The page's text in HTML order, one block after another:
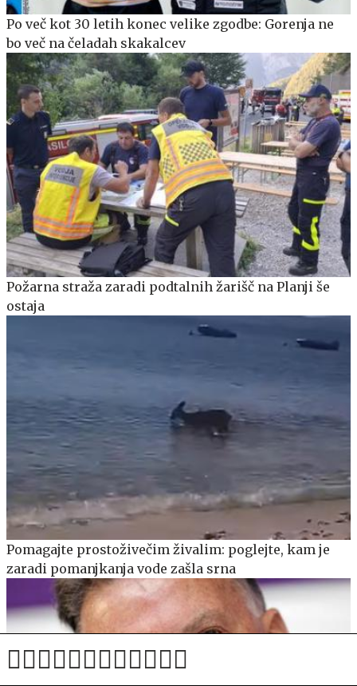
Po več kot 30 letih konec velike zgodbe: Gorenja ne
bo več na čeladah skakalcev
Požarna straža zaradi podtalnih žarišč na Planji še
ostaja
Pomagajte prostoživečim živalim: poglejte, kam je
zaradi pomanjkanja vode zašla srna